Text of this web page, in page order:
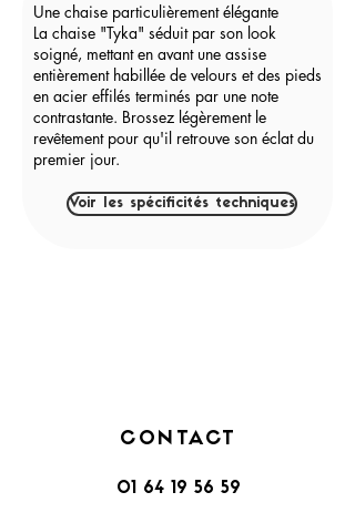
Une chaise particulièrement élégante
La chaise "Tyka" séduit par son look
soigné, mettant en avant une assise
entièrement habillée de velours et des pieds
en acier effilés terminés par une note
contrastante. Brossez légèrement le
revêtement pour qu'il retrouve son éclat du
premier jour.
Voir les spécificités techniques
CONTACT
01 64 19 56 59